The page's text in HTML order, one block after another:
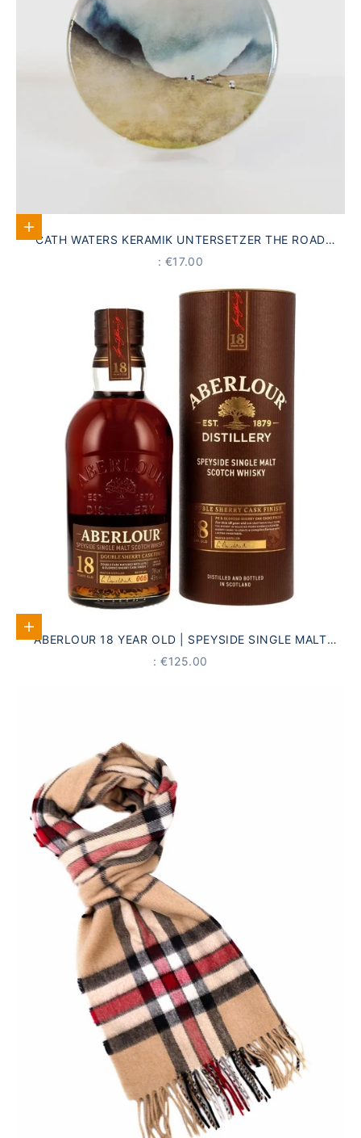
Add to Cart
CATH WATERS KERAMIK UNTERSETZER THE ROAD
NORTH GLENCOE
PRICE
: €17.00
Add to Cart
ABERLOUR 18 YEAR OLD | SPEYSIDE SINGLE MALT
SCOTCH WHISKY
PRICE
: €125.00